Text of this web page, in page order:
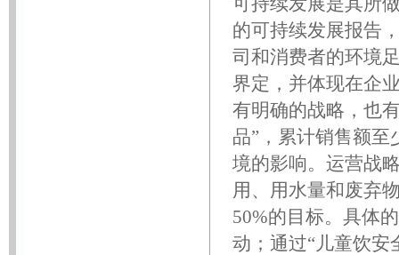
的可持续发展报告
司和消费者的环境
界定，并体现在企
有明确的战略，也
品”，累计销售额
境的影响。运营战
用、用水量和废弃
50%的目标。具体
动；通过“儿童饮安